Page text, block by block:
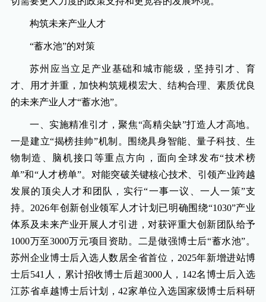
构筑未来产业人才
“蓄水池”的对策
苏州应当立足产业基础和城市能级，坚持引才、育
才、用才并重，加快构筑规模宏大、结构合理、素质优良
的未来产业人才“蓄水池”。
一、实施精准引才，聚焦“高精尖缺”打造人才高地。
一是建立“揭榜挂帅”机制。围绕具身智能、量子科技、生
物制造、脑机接口等重点方向，面向全球发布“技术榜
单”和“人才榜单”。对能突破关键核心技术、引领产业跨越
发展的顶尖人才和团队，实行“一事一议、一人一策”支
持。2026年创新创业领军人才计划已明确围绕“1030”产业
体系及未来产业开展人才引进，对获评重大创新团队给予
1000万至3000万元项目资助。二是做强博士后“蓄水池”。
苏州企业博士后入选人数居全省首位，2025年新增进站博
士后541人，累计招收博士后超3000人，142名博士后入选
江苏省卓越博士后计划，42家单位入选国家级博士后科研